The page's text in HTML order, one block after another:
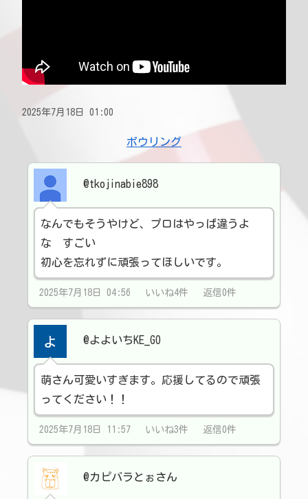
2025年7月18日 01:00
ボウリング
@tkojinabie898
なんでもそうやけど、プロはやっぱ違うよ
な すごい
初心を忘れずに頑張ってほしいです。
2025年7月18日 04:56 いいね4件 返信0件
@よよいちKE_GO
萌さん可愛いすぎます。応援してるので頑張
ってください！！
2025年7月18日 11:57 いいね3件 返信0件
@カピバラとぉさん